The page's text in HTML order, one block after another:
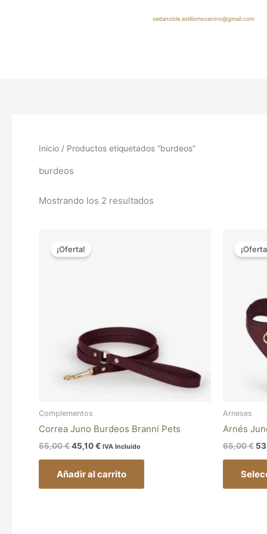
sedanoble.estilismocanino@gmail.com
Inicio / Productos etiquetados “burdeos”
burdeos
Mostrando los 2 resultados
¡Oferta!
Complementos
Correa Juno Burdeos Branni Pets
55,00€
precio
original
45,10€ IVA Incluido
Añadir al carrito
Arneses
Arnés
65,00€